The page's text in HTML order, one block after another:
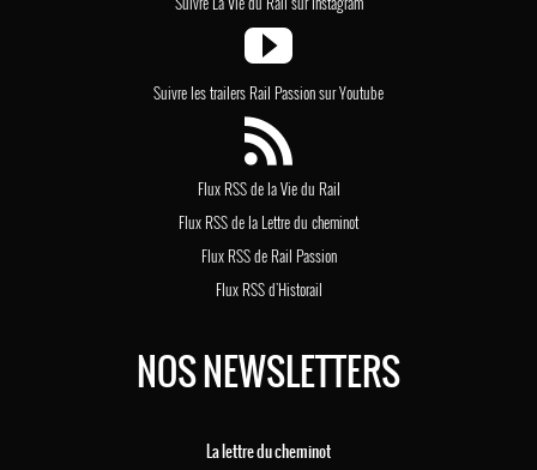
Suivre les trailers Rail Passion sur Youtube
Flux RSS de la Vie du Rail
Flux RSS de la Lettre du cheminot
Flux RSS de Rail Passion
Flux RSS d'Historail
NOS NEWSLETTERS
La lettre du cheminot